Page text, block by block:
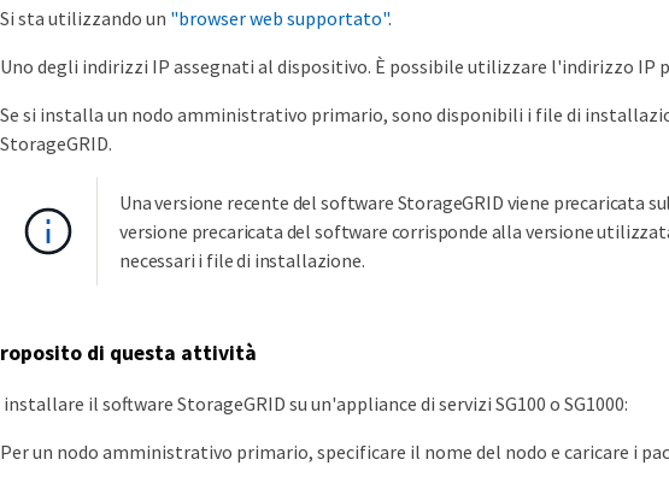
Si sta utilizzando un "browser web supportato".
Uno degli indirizzi IP assegnati al dispositivo. È possibile utilizzare l'indirizzo IP
Se si installa un nodo amministrativo primario, sono disponibili i file di
StorageGRID.
Una versione recente del software StorageGRID viene precaricata
versione precaricata del software corrisponde alla versione
necessari i file di installazione.
di questa attività
installare il software StorageGRID su un'appliance di servizi SG100 o SG1000:
Per un nodo amministrativo primario, specificare il nome del nodo e caricare i